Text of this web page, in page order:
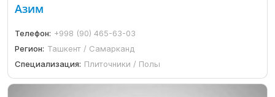
Азим
Телефон: +998 (90) 465-63-03
Регион: Ташкент / Самарканд
Специализация: Плиточники / Полы